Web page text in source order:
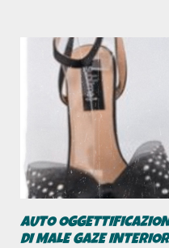
AUTO
DI MALE GAZE